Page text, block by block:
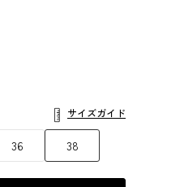
サイズガイド
36 38